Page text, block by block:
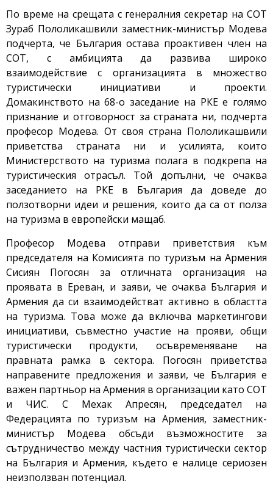
По време на срещата с генералния секретар на СОТ
Зураб Пололикашвили заместник-министър Модева
подчерта, че България остава проактивен член на
СОТ, с амбицията да развива широко
взаимодействие с организацията в множество
туристически инициативи и проекти.
Домакинството на 68-о заседание на РКЕ е голямо
признание и отговорност за страната ни, подчерта
професор Модева. От своя страна Пололикашвили
приветства страната ни и усилията, които
Министерството на туризма полага в подкрепа на
туристическия отрасъл. Той допълни, че очаква
заседанието на РКЕ в България да доведе до
ползотворни идеи и решения, които да са от полза
на туризма в европейски мащаб.
Професор Модева отправи приветствия към
председателя на Комисията по туризъм на Армения
Сисиян Погосян за отличната организация на
проявата в Ереван, и заяви, че очаква България и
Армения да си взаимодействат активно в областта
на туризма. Това може да включва маркетингови
инициативи, съвместно участие на прояви, общи
туристически продукти, осъвременяване на
правната рамка в сектора. Погосян приветства
направените предложения и заяви, че България е
важен партньор на Армения в организации като СОТ
и ЧИС. С Мехак Апресян, председател на
Федерацията по туризъм на Армения, заместник-
министър Модева обсъди възможностите за
сътрудничество между частния туристически сектор
на България и Армения, където е налице сериозен
неизползван потенциал.